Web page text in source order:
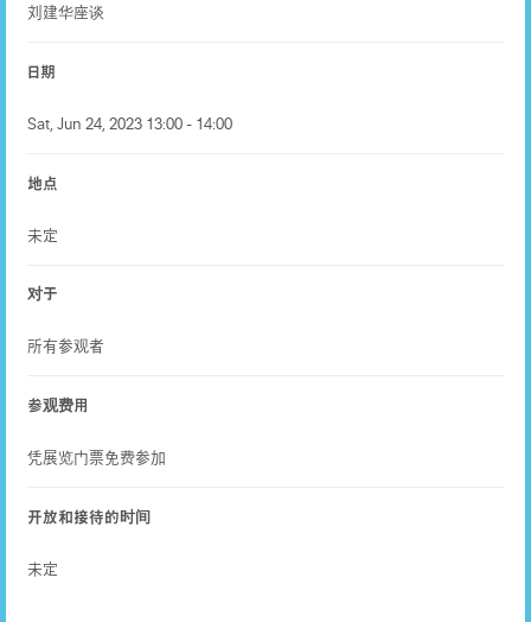
刘建华座谈
日期
Sat, Jun 24, 2023 13:00 - 14:00
地点
未定
对于
所有参观者
参观费用
凭展览门票免费参加
开放和接待的时间
未定